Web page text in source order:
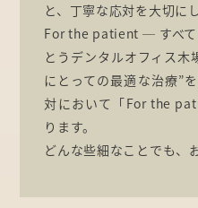
と、丁寧な応対を大切に
For the patient ─ すべて
とうデンタルオフィス木
にとっての最適な治療”
対において「For the
ります。
どんな些細なことでも、